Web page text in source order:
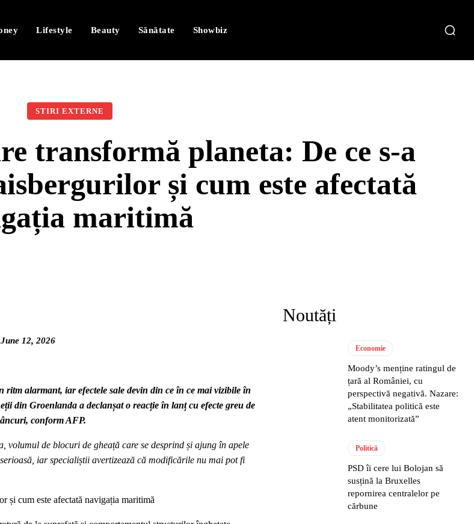
Lifestyle Beauty Sănătate Showbiz
STIRI EXTERNE
transformă planeta: De ce s-a
și cum este afectată
maritimă
June 12, 2026
alarmant, iar efectele sale devin din ce în ce mai vizibile în
din Groenlanda a declanșat o reacție în lanț cu efecte greu de
conform AFP.
de blocuri de gheață care se desprind și ajung în apele
iar specialiștii avertizează că modificările nu mai pot fi
și cum este afectată navigația maritimă
Noutăți
Economie
Moody’s menține ratingul de
țară al României, cu
perspectivă negativă. Nazare:
„Stabilitatea politică este
atent monitorizată”
Politică
PSD îi cere lui Bolojan să
susțină la Bruxelles
repornirea centralelor pe
cărbune